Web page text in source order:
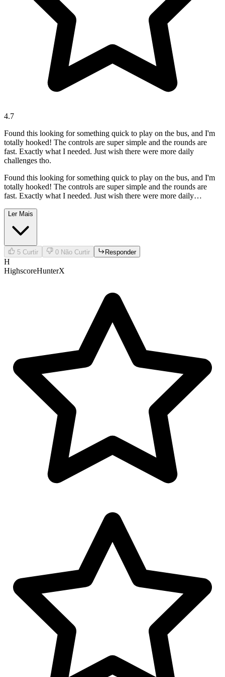
4.7
Found this looking for something quick to play on the bus, and I'm
totally hooked! The controls are super simple and the rounds are
fast. Exactly what I needed. Just wish there were more daily
challenges tho.
Found this looking for something quick to play on the bus, and I'm
totally hooked! The controls are super simple and the rounds are
fast. Exactly what I needed. Just wish there were more daily
Ler Mais
5 Curtir 0 Não Curtir Responder
H
HighscoreHunterX